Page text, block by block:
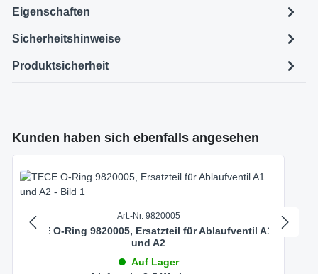
Eigenschaften
Sicherheitshinweise
Produktsicherheit
Produktgalerie überspringen
Kunden haben sich ebenfalls angesehen
Art.-Nr. 9820005
TECE O-Ring 9820005, Ersatzteil für Ablaufventil A1
und A2
Auf Lager